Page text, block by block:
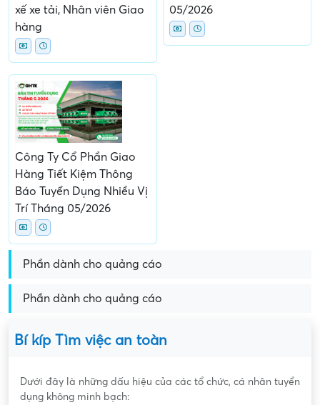
xế xe tải, Nhân viên Giao
hàng
05/2026
Công Ty Cổ Phần Giao
Hàng Tiết Kiệm Thông
Báo Tuyển Dụng Nhiều Vị
Trí Tháng 05/2026
Phần dành cho quảng cáo
Phần dành cho quảng cáo
Bí kíp Tìm việc an toàn
Dưới đây là những dấu hiệu của các tổ chức, cá nhân tuyển
dụng không minh bạch: